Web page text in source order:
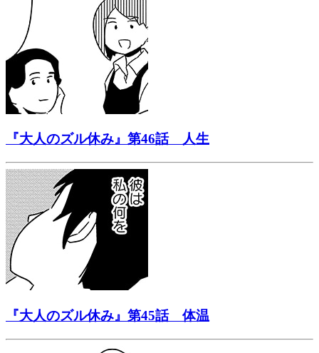
『大人のズル休み』第46話 人生
『大人のズル休み』第45話 体温